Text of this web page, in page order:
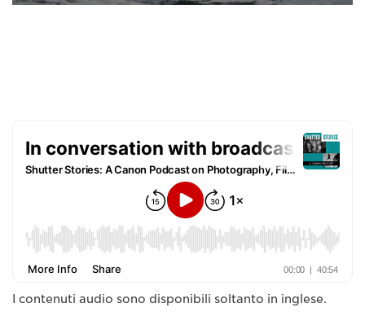
I contenuti audio sono disponibili soltanto in inglese.